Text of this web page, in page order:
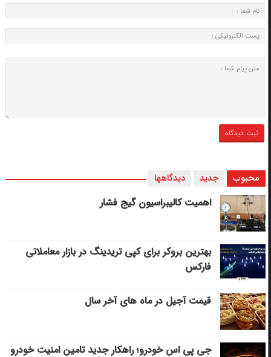
محبوب جدید دیدگاهها
اهمیت کالیبراسیون گیج فشار
بهترین بروکر برای کپی‌ تریدینگ در بازار معاملاتی
فارکس
قیمت آجیل در ماه های آخر سال
جی پی اس خودرو؛ راهکار جدید تامین امنیت خودرو